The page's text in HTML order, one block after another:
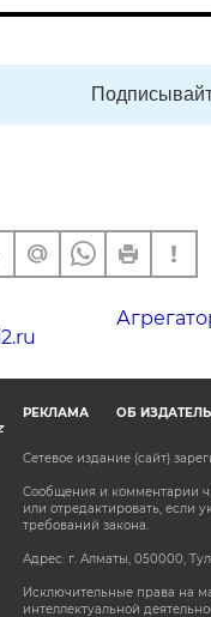
РЕКЛАМА ОБ
Сетевое издание (сайт)
Сообщения и комментарии
или отредактировать,
требований закона.
Адрес: г. Алматы, 050000,
Исключительные права на
интеллектуальной